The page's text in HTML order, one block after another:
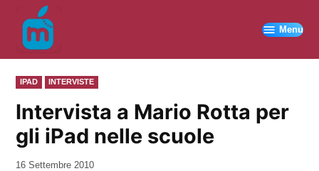
contenuto
Menu
PUBBLICATO
IN
IPAD INTERVISTE
Intervista a Mario Rotta per
gli iPad nelle scuole
da
16 Settembre 2010